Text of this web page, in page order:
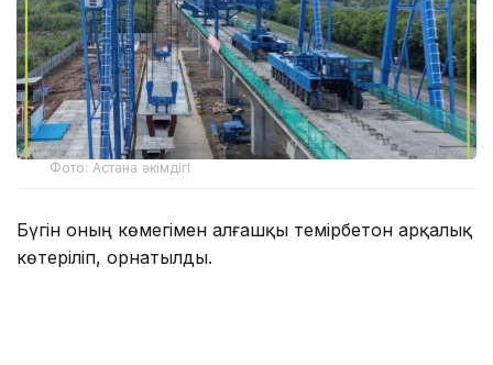
Фото: Астана әкімдігі
Бүгін оның көмегімен алғашқы темірбетон арқалық
көтеріліп, орнатылды.